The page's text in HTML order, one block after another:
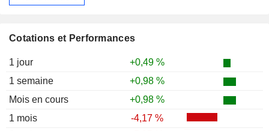
Cotations et Performances
1 jour
+0,49 %
1 semaine
+0,98 %
Mois en cours
+0,98 %
1 mois
-4,17 %